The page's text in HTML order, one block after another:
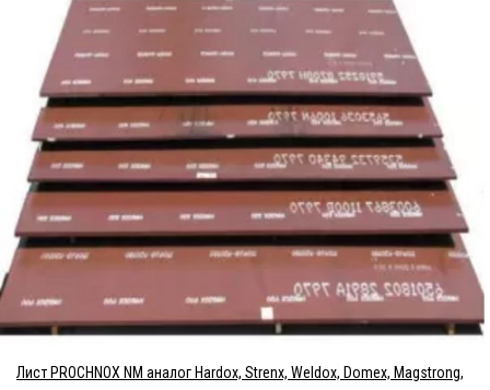
Лист PROCHNOX NM аналог Hardox, Strenx, Weldox, Domex, Magstrong,